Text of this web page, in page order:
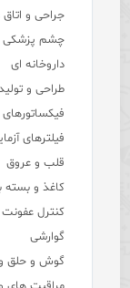
جراحی و
چشم پزشکی
داروخانه ای
طراحی و
فیلترهای
قلب و عروق
کاغذ و بسته
کنترل
گوارشی
گوش و حلق